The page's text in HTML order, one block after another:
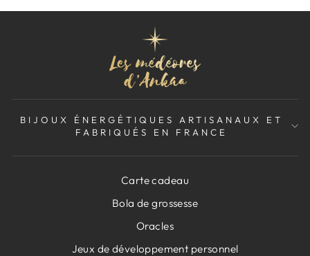
BIJOUX ÉNERGÉTIQUES ARTISANAUX ET
FABRIQUÉS EN FRANCE
Carte cadeau
Bola de grossesse
Oracles
Jeux de développement personnel